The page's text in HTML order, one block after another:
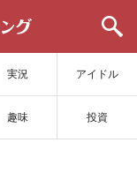
実況 アイドル
趣味 投資